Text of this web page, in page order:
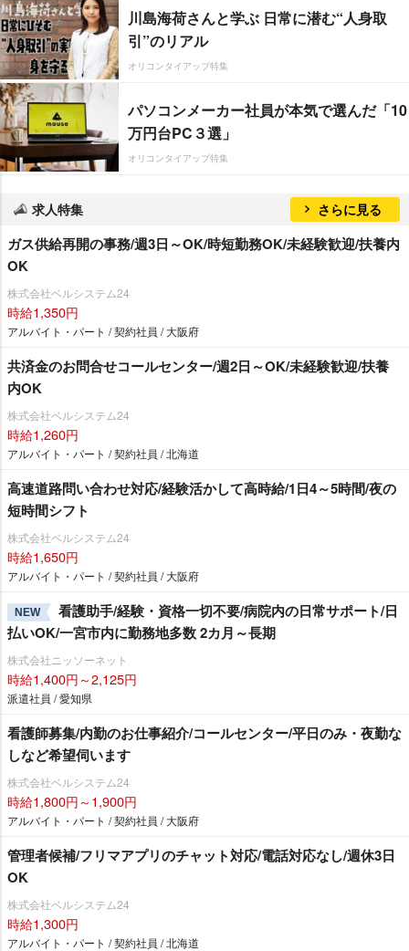
川島海荷さんと学ぶ 日常に潜む“人身取
引”のリアル
オリコンタイアップ特集
パソコンメーカー社員が本気で選んだ「10
万円台PC３選」
オリコンタイアップ特集
求人特集 さらに見る
ガス供給再開の事務/週3日～OK/時短勤務OK/未経験歓迎/扶養内
OK
株式会社ベルシステム24
時給1,350円
アルバイト・パート / 契約社員 / 大阪府
共済金のお問合せコールセンター/週2日～OK/未経験歓迎/扶養
内OK
株式会社ベルシステム24
時給1,260円
アルバイト・パート / 契約社員 / 北海道
高速道路問い合わせ対応/経験活かして高時給/1日4～5時間/夜の
短時間シフト
株式会社ベルシステム24
時給1,650円
アルバイト・パート / 契約社員 / 大阪府
NEW
看護助手/経験・資格一切不要/病院内の日常サポート/日
払いOK/一宮市内に勤務地多数 2カ月～長期
株式会社ニッソーネット
時給1,400円～2,125円
派遣社員 / 愛知県
看護師募集/内勤のお仕事紹介/コールセンター/平日のみ・夜勤な
しなど希望伺います
株式会社ベルシステム24
時給1,800円～1,900円
アルバイト・パート / 契約社員 / 大阪府
管理者候補/フリマアプリのチャット対応/電話対応なし/週休3日
OK
株式会社ベルシステム24
時給1,300円
アルバイト・パート / 契約社員 / 北海道